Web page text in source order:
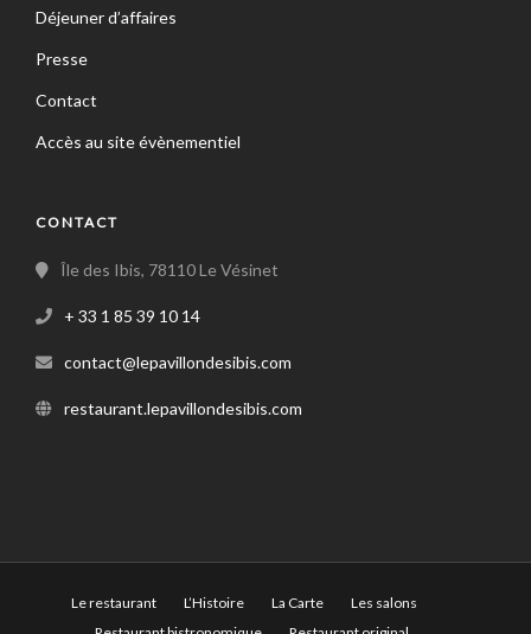
Déjeuner d’affaires
Presse
Contact
Accès au site évènementiel
CONTACT
Île des Ibis, 78110 Le Vésinet
+ 33 1 85 39 10 14
contact@lepavillondesibis.com
restaurant.lepavillondesibis.com
Le restaurant L’Histoire La Carte
Les salons